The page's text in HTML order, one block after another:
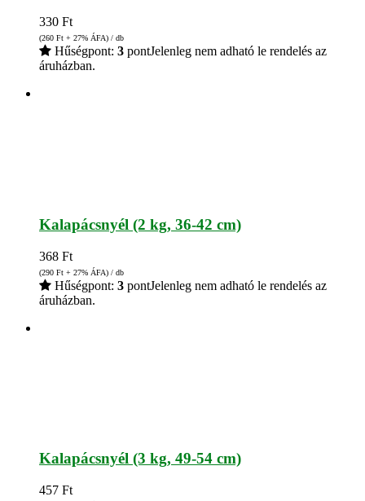
330 Ft
(260 Ft + 27% ÁFA) / db
Hűségpont: 3 pontJelenleg nem adható le rendelés az
áruházban.
Kalapácsnyél (2 kg, 36-42 cm)
368 Ft
(290 Ft + 27% ÁFA) / db
Hűségpont: 3 pontJelenleg nem adható le rendelés az
áruházban.
Kalapácsnyél (3 kg, 49-54 cm)
457 Ft